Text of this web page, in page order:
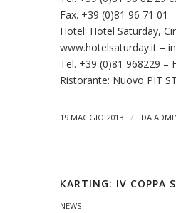
Fax. +39 (0)81 96 71 01
Hotel: Hotel Saturday,
www.hotelsaturday.it –
Tel. +39 (0)81 968229 –
Ristorante: Nuovo PIT
19 MAGGIO 2013 / DA
KARTING: IV COPPA
NEWS